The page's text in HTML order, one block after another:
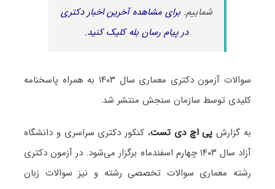
شماییم.برای مشاهده آخرین اخبار دکتری
در پیام رسان بله کلیک کنید.
سوالات آزمون دکتری معماری سال ۱۴۰۳ به همراه پاسخنامه
کلیدی توسط سازمان سنجش منتشر شد.
به گزارشپی اچ دی تست، کنکور دکتری سراسری و دانشگاه
آزاد سال ۱۴۰۳ چهارم اسفندماه برگزار می‌شود. در آزمون دکتری
رشته معماری سوالات تخصصی رشته و نیز سوالات زبان